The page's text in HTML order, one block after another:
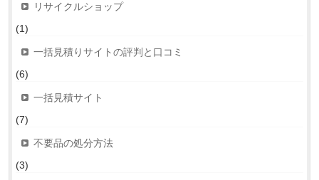
リサイクルショップ
(1)
一括見積りサイトの評判と口コミ
(6)
一括見積サイト
(7)
不要品の処分方法
(3)